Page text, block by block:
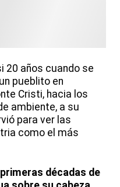
20 años cuando se
pueblito en
Cristi, hacia los
ambiente, a su
para ver las
como el más
décadas de